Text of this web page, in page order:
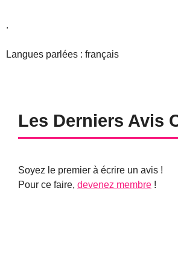
.
Langues parlées : français
Les Derniers Avis
Soyez le premier à écrire un avis !
Pour ce faire, devenez membre !